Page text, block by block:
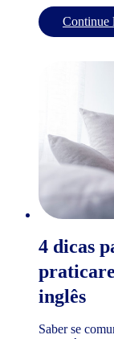
Continue
4 dicas
inglês
Saber se